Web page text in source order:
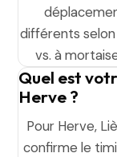
différents
vs. à
Quel est
Herve ?
Pour Herve,
confirme le